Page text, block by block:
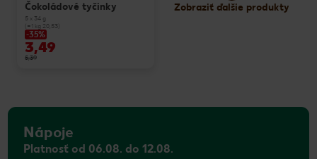
Čokoládové tyčinky
5 x 34 g
(=1 kg 20,53)
-35%
3,49
5,39
Zobraziť ďalšie produkty
Nápoje
Platnosť od 06.08. do 12.08.